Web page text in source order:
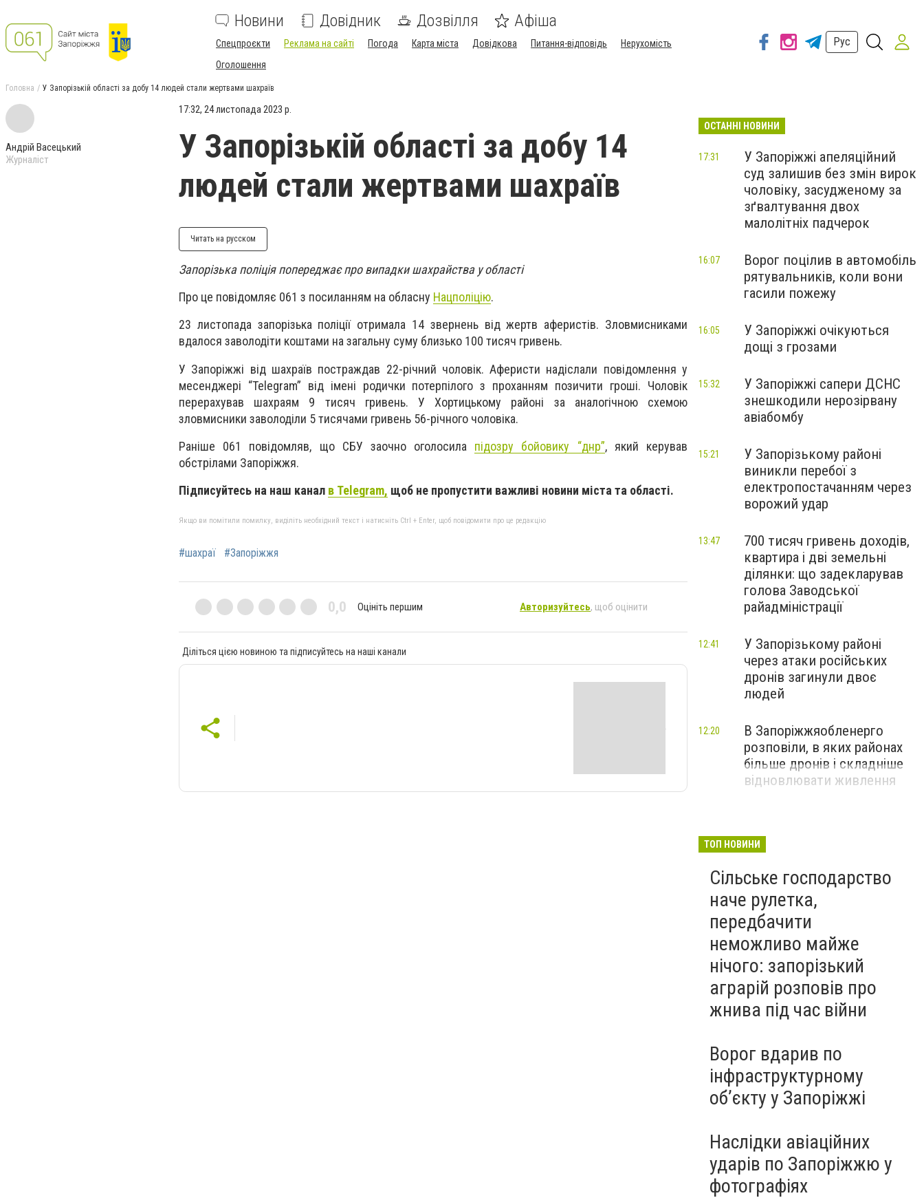
Новини Довідник Дозвілля Афіша
Спецпроєкти Реклама на сайті Погода Карта міста Довідкова Питання-відповідь
Нерухомість
Оголошення
Рус
Головна У Запорізькій області за добу 14 людей стали жертвами шахраїв
Андрій Васецький
Журналіст
17:32, 24 листопада 2023 р.
У Запорізькій області за добу 14
людей стали жертвами шахраїв
Читать на русском
Запорізька поліція попереджає про випадки шахрайства у області
Про це повідомляє 061 з посиланням на обласну Нацполіцію.
23 листопада запорізька поліції отримала 14 звернень від жертв аферистів. Зловмисниками
вдалося заволодіти коштами на загальну суму близько 100 тисяч гривень.
У Запоріжжі від шахраїв постраждав 22-річний чоловік. Аферисти надіслали повідомлення у
месенджері “Telegram” від імені родички потерпілого з проханням позичити гроші. Чоловік
перерахував шахраям 9 тисяч гривень. У Хортицькому районі за аналогічною схемою
зловмисники заволоділи 5 тисячами гривень 56-річного чоловіка.
Раніше 061 повідомляв, що СБУ заочно оголосила підозру бойовику “днр”, який керував
обстрілами Запоріжжя.
Підписуйтесь на наш канал в Telegram, щоб не пропустити важливі новини міста та області.
Якщо ви помітили помилку, виділіть необхідний текст і натисніть Ctrl + Enter, щоб повідомити про це редакцію
#шахраї #Запоріжжя
0,0 Оцініть першим Авторизуйтесь, щоб оцінити
Діліться цією новиною та підписуйтесь на наші канали
ОСТАННІ НОВИНИ
У Запоріжжі апеляційний
суд залишив без змін вирок
чоловіку, засудженому за
зґвалтування двох
малолітніх падчерок
17:31
Ворог поцілив в автомобіль
рятувальників, коли вони
гасили пожежу
16:07
У Запоріжжі очікуються
дощі з грозами
16:05
У Запоріжжі сапери ДСНС
знешкодили нерозірвану
авіабомбу
15:32
У Запорізькому районі
виникли перебої з
електропостачанням через
ворожий удар
15:21
700 тисяч гривень доходів,
квартира і дві земельні
ділянки: що задекларував
голова Заводської
райадміністрації
13:47
У Запорізькому районі
через атаки російських
дронів загинули двоє
людей
12:41
В Запоріжжяобленерго
розповіли, в яких районах
більше дронів і складніше
відновлювати живлення
12:20
ТОП НОВИНИ
Сільське господарство
наче рулетка,
передбачити
неможливо майже
нічого: запорізький
аграрій розповів про
жнива під час війни
Ворог вдарив по
інфраструктурному
обʼєкту у Запоріжжі
Наслідки авіаційних
ударів по Запоріжжю у
фотографіях